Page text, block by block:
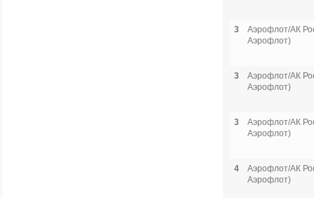
3
Аэрофлот/АК
Аэрофлот)
3
Аэрофлот/АК
Аэрофлот)
3
Аэрофлот/АК
Аэрофлот)
4
Аэрофлот/АК
Аэрофлот)